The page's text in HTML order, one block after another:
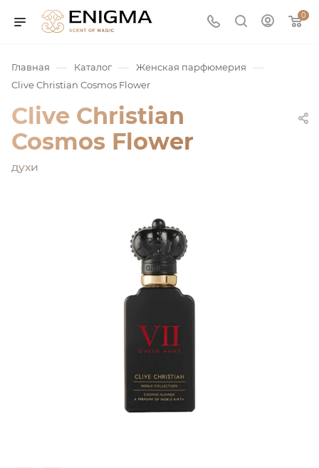
0
Главная — Каталог — Женская парфюмерия —
Clive Christian Cosmos Flower
Clive Christian
Cosmos Flower
духи